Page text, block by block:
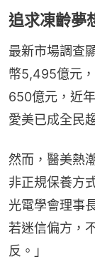
追求凍齡
最新市場調查
幣5,495億元
650億元，近
愛美已成全民
然而，醫美熱
非正規保養方
光電學會理事
若迷信偏方，
反。」